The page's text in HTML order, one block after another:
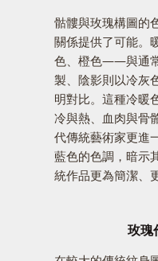
骷髏與玫瑰構圖的
關係提供了可能
色、橙色——與通
製、陰影則以冷灰
明對比。這種冷暖
冷與熱、血肉與骨
代傳統藝術家更進
藍色的色調，暗示
統作品更為簡潔、
玫瑰